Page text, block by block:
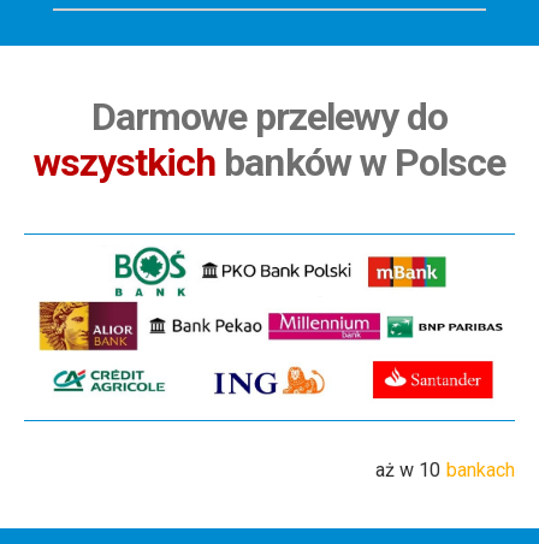
Darmowe przelewy do
wszystkich banków w Polsce
aż w 10 bankach